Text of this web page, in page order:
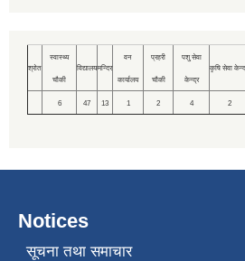
श्रोत
स्वास्थ्य
चौकी
विद्यालयमन्दिर
वन
कार्यालय
प्रहरी
चौकी
पशु सेवा
केन्द्र
कृषि सेवा
6 47 13 1 2 4 2
Notices
सूचना तथा समाचार